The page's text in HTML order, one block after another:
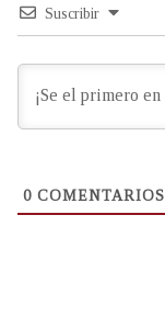
Suscribir
0 COMENTARIOS